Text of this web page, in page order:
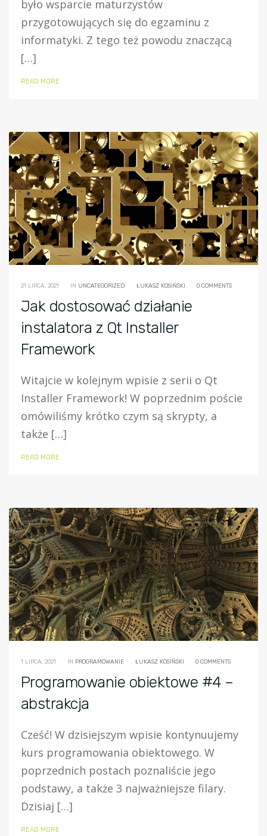
było wsparcie maturzystów
przygotowujących się do egzaminu z
informatyki. Z tego też powodu znaczącą
[…]
READ MORE
21 LIPCA, 2021 IN UNCATEGORIZED ŁUKASZ KOSIŃSKI 0 COMMENTS
Jak dostosować działanie
instalatora z Qt Installer
Framework
Witajcie w kolejnym wpisie z serii o Qt
Installer Framework! W poprzednim poście
omówiliśmy krótko czym są skrypty, a
także […]
READ MORE
1 LIPCA, 2021 IN PROGRAMOWANIE ŁUKASZ KOSIŃSKI 0 COMMENTS
Programowanie obiektowe #4 –
abstrakcja
Cześć! W dzisiejszym wpisie kontynuujemy
kurs programowania obiektowego. W
poprzednich postach poznaliście jego
podstawy, a także 3 najważniejsze filary.
Dzisiaj […]
READ MORE